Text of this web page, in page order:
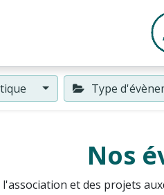
Type
Nos
et des projets